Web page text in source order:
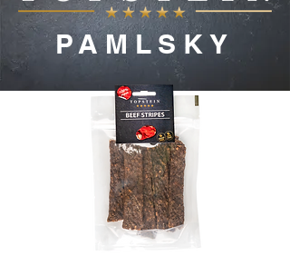
PAMLSKY